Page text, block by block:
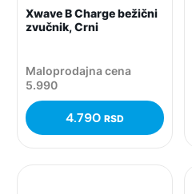
Xwave B Charge bežični
zvučnik, Crni
Maloprodajna cena
5.990
4.790 RSD